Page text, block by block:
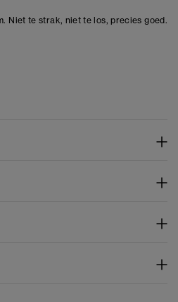
Niet te strak, niet te los, precies goed.